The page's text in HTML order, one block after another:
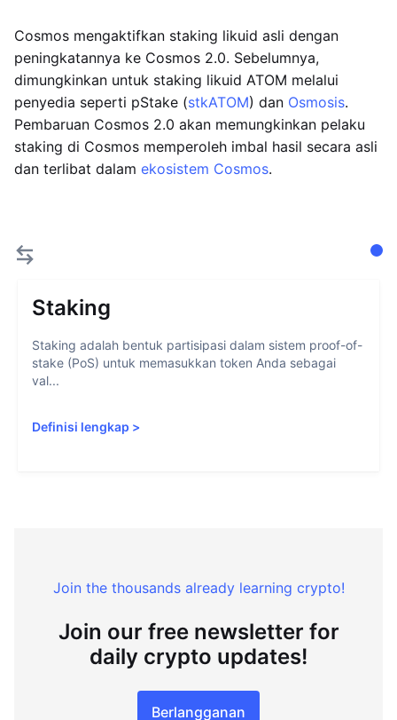
Cosmos mengaktifkan staking likuid asli dengan
peningkatannya ke Cosmos 2.0. Sebelumnya,
dimungkinkan untuk staking likuid ATOM melalui
penyedia seperti pStake (stkATOM) dan Osmosis.
Pembaruan Cosmos 2.0 akan memungkinkan pelaku
staking di Cosmos memperoleh imbal hasil secara asli
dan terlibat dalam ekosistem Cosmos.
Staking
Staking adalah bentuk partisipasi dalam sistem proof-of-
stake (PoS) untuk memasukkan token Anda sebagai
val...
Definisi lengkap >
Join the thousands already learning crypto!
Join our free newsletter for
daily crypto updates!
Berlangganan